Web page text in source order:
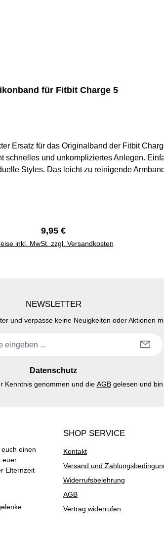
für Fitbit Charge 5
der Fitbit Charge 5. Belastbares und stabiles Armband im
und unkompliziertes Anlegen.
Styles. Das leicht zu reinigende
Regulärer Preis:
9,95 €
inkl. MwSt. zzgl. Versandkosten
NEWSLETTER
und verpasse keine Neuigkeiten oder Aktionen
Datenschutz
Kenntnis genommen und die AGBgelesen und bin
einen
euer
Elternzeit
SHOP SERVICE
Kontakt
Versand und
Widerrufsbelehrung
AGB
Vertrag widerrufen